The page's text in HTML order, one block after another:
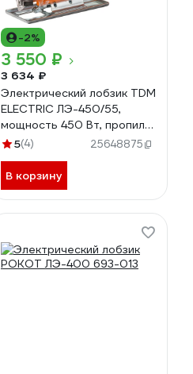
-2%
3 550 ₽
3 634 ₽
Электрический лобзик TDM
ELECTRIC ЛЭ-450/55,
мощность 450 Вт, пропил
55 мм, 3000 ход/мин, шнур
5(4) 25648875
В корзину